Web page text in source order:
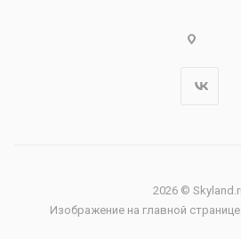
2026 ©
Изображение на главной странице